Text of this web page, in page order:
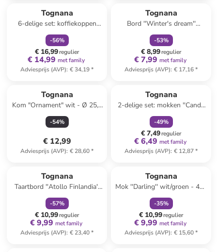
Tognana
6-delige set: koffiekoppen
''Madison'' wit/groen/rood -
80 ml
-56%
€ 16,99regulier
€ 14,99 met family
Adviesprijs (AVP): € 34,19*
Tognana
Bord ''Winter's dream''
groen/wit - Ø 30 cm
-53%
€ 8,99regulier
€ 7,99 met family
Adviesprijs (AVP): € 17,16*
Tognana
Kom "Ornament" wit - Ø 25,5
cm
-54%
€ 12,99
Adviesprijs (AVP): € 28,60*
Tognana
2-delige set: mokken ''Candy
Twist'' rood/groen - 370 ml
-49%
€ 7,49regulier
€ 6,49 met family
Adviesprijs (AVP): € 12,87*
Tognana
Taartbord ''Atollo Finlandia''
meerkleurig - Ø 31 cm
-57%
€ 10,99regulier
€ 9,99 met family
Adviesprijs (AVP): € 23,40*
Tognana
Mok ''Darling'' wit/groen - 430
ml
-35%
€ 10,99regulier
€ 9,99 met family
Adviesprijs (AVP): € 15,60*